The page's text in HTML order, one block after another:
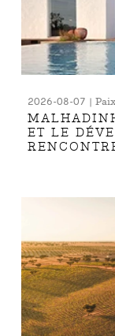
2026-08-07 |
ET LE